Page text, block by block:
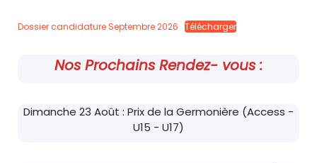
Dossier candidature Septembre 2026 Télécharger
Nos Prochains Rendez- vous :
Dimanche 23 Août : Prix de la Germonière (Access -
U15 - U17)